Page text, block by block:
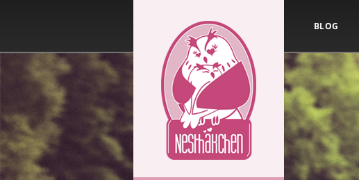
BLOG